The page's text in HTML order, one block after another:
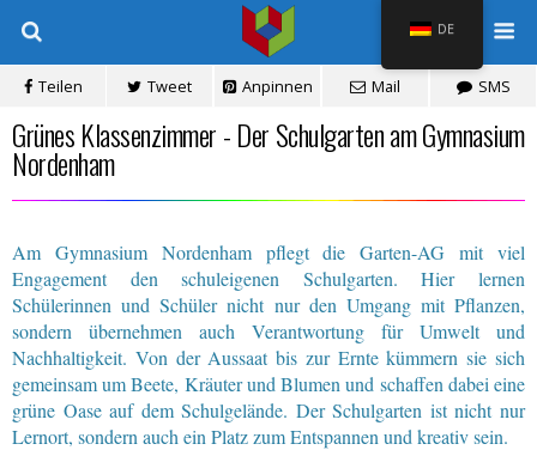
Teilen Tweet Anpinnen Mail SMS
Grünes Klassenzimmer - Der Schulgarten am Gymnasium
Nordenham
Am Gymnasium Nordenham pflegt die Garten-AG mit viel
Engagement den schuleigenen Schulgarten. Hier lernen
Schülerinnen und Schüler nicht nur den Umgang mit Pflanzen,
sondern übernehmen auch Verantwortung für Umwelt und
Nachhaltigkeit. Von der Aussaat bis zur Ernte kümmern sie sich
gemeinsam um Beete, Kräuter und Blumen und schaffen dabei eine
grüne Oase auf dem Schulgelände. Der Schulgarten ist nicht nur
Lernort, sondern auch ein Platz zum Entspannen und kreativ sein.
DE